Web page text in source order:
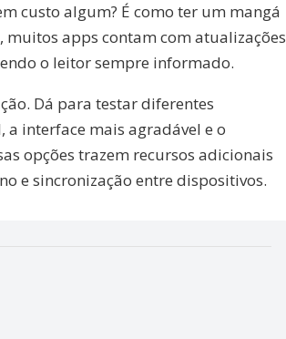
custo algum? É como ter um mangá
muitos apps contam com atualizações
o leitor sempre informado.
Dá para testar diferentes
interface mais agradável e o
opções trazem recursos adicionais
e sincronização entre dispositivos.